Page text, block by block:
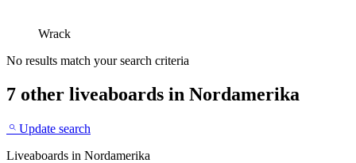
Wrack
No results match your search criteria
7 other liveaboards in Nordamerika
Update search
Liveaboards in Nordamerika